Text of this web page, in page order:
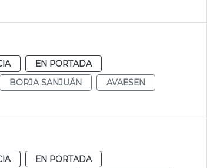
EN PORTADA
BORJA SANJUÁN
AVAESEN
EN PORTADA